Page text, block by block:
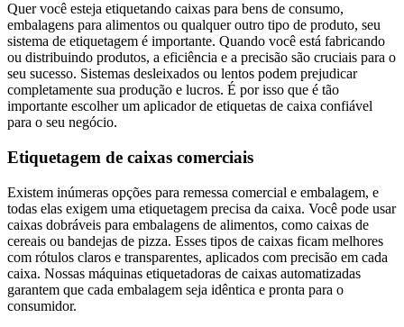
Quer você esteja etiquetando caixas para bens de consumo,
embalagens para alimentos ou qualquer outro tipo de produto, seu
sistema de etiquetagem é importante. Quando você está fabricando
ou distribuindo produtos, a eficiência e a precisão são cruciais para o
seu sucesso. Sistemas desleixados ou lentos podem prejudicar
completamente sua produção e lucros. É por isso que é tão
importante escolher um aplicador de etiquetas de caixa confiável
para o seu negócio.
Etiquetagem de caixas comerciais
Existem inúmeras opções para remessa comercial e embalagem, e
todas elas exigem uma etiquetagem precisa da caixa. Você pode usar
caixas dobráveis para embalagens de alimentos, como caixas de
cereais ou bandejas de pizza. Esses tipos de caixas ficam melhores
com rótulos claros e transparentes, aplicados com precisão em cada
caixa. Nossas máquinas etiquetadoras de caixas automatizadas
garantem que cada embalagem seja idêntica e pronta para o
consumidor.